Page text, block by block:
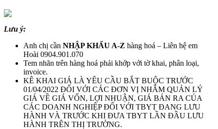
Lưu ý:
Anh chị cần NHẬP KHẨU A-Z hàng hoá – Liên hệ em
Hoài 0904.901.070
Tem nhãn trên hàng hoá phải khớp với tờ khai, phân loại,
invoice.
KÊ KHAI GIÁ LÀ YÊU CẦU BẮT BUỘC TRƯỚC
01/04/2022 ĐỐI VỚI CÁC ĐƠN VỊ NHẰM QUẢN LÝ
GIÁ VỀ GIÁ VỐN, LỢI NHUẬN, GIÁ BÁN RA CỦA
CÁC DOANH NGHIỆP ĐỐI VỚI TBYT ĐANG LƯU
HÀNH VÀ TRƯỚC KHI ĐƯA TBYT LẦN ĐẦU LƯU
HÀNH TRÊN THỊ TRƯỜNG.